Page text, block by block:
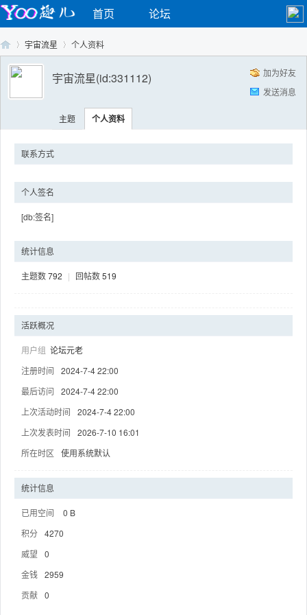
首页 论坛
Yo›
宇宙流星 个人资料
加为好友
发送消息
宇宙流星(id:331112)
主题 个人资料
联系方式
个人签名
[db:签名]
统计信息
主题数792 | 回帖数519
活跃概况
用户组 论坛元老
注册时间
2024-7-4 22:00
最后访问
2024-7-4 22:00
上次活动时间
2024-7-4 22:00
上次发表时间
2026-7-10 16:01
所在时区
使用系统默认
统计信息
已用空间
0 B
积分 4270
威望
0
金钱
2959
贡献 0